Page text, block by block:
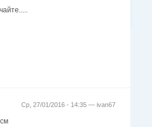
Ср, 27/01/2016 - 14:35 — ivan67